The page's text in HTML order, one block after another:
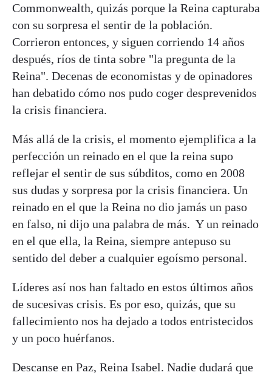
Commonwealth, quizás porque la Reina capturaba
con su sorpresa el sentir de la población.
Corrieron entonces, y siguen corriendo 14 años
después, ríos de tinta sobre "la pregunta de la
Reina". Decenas de economistas y de opinadores
han debatido cómo nos pudo coger desprevenidos
la crisis financiera.
Más allá de la crisis, el momento ejemplifica a la
perfección un reinado en el que la reina supo
reflejar el sentir de sus súbditos, como en 2008
sus dudas y sorpresa por la crisis financiera. Un
reinado en el que la Reina no dio jamás un paso
en falso, ni dijo una palabra de más. Y un reinado
en el que ella, la Reina, siempre antepuso su
sentido del deber a cualquier egoísmo personal.
Líderes así nos han faltado en estos últimos años
de sucesivas crisis. Es por eso, quizás, que su
fallecimiento nos ha dejado a todos entristecidos
y un poco huérfanos.
Descanse en Paz, Reina Isabel. Nadie dudará que